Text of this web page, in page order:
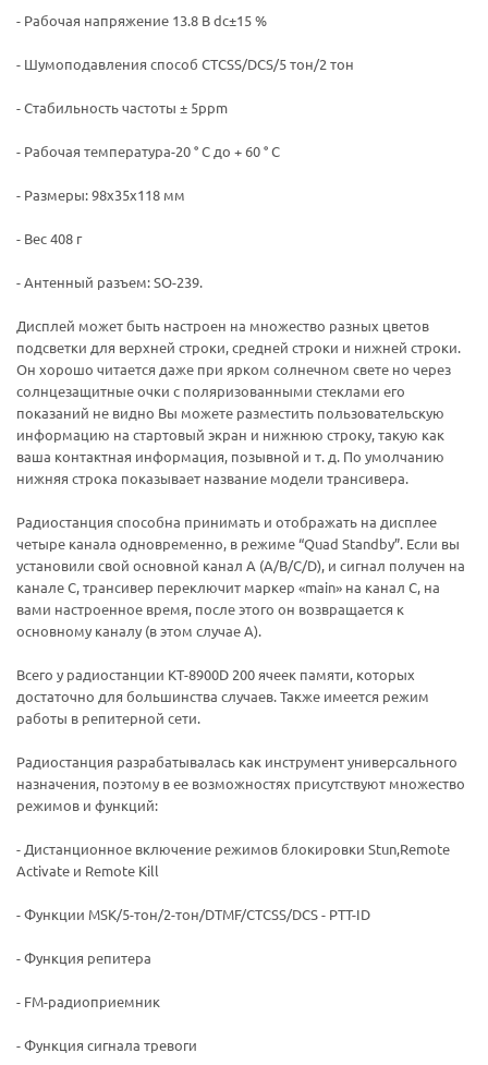
- Рабочая напряжение 13.8 В dc±15 %
- Шумоподавления способ CTCSS/DCS/5 тон/2 тон
- Стабильность частоты ± 5ppm
- Рабочая температура-20 ° С до + 60 ° C
- Размеры: 98х35x118 мм
- Вес 408 г
- Антенный разъем: SO-239.
Дисплей может быть настроен на множество разных цветов
подсветки для верхней строки, средней строки и нижней строки.
Он хорошо читается даже при ярком солнечном свете но через
солнцезащитные очки с поляризованными стеклами его
показаний не видно Вы можете разместить пользовательскую
информацию на стартовый экран и нижнюю строку, такую как
ваша контактная информация, позывной и т. д. По умолчанию
нижняя строка показывает название модели трансивера.
Радиостанция способна принимать и отображать на дисплее
четыре канала одновременно, в режиме “Quad Standby”. Если вы
установили свой основной канал A (A/B/C/D), и сигнал получен на
канале C, трансивер переключит маркер «main» на канал C, на
вами настроенное время, после этого он возвращается к
основному каналу (в этом случае A).
Всего у радиостанции КТ-8900D 200 ячеек памяти, которых
достаточно для большинства случаев. Также имеется режим
работы в репитерной сети.
Радиостанция разрабатывалась как инструмент универсального
назначения, поэтому в ее возможностях присутствуют множество
режимов и функций:
- Дистанционное включение режимов блокировки Stun,Remote
Activate и Remote Kill
- Функции MSK/5-тон/2-тон/DTMF/CTCSS/DCS - PTT-ID
- Функция репитера
- FM-радиоприемник
- Функция сигнала тревоги